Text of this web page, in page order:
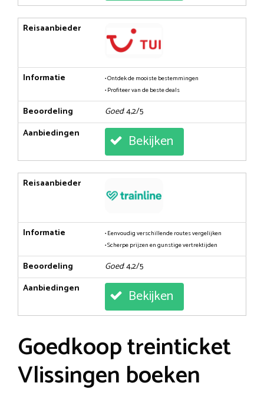
Reisaanbieder
Informatie
• Ontdek de mooiste bestemmingen
• Profiteer van de beste deals
Beoordeling Goed: 4,2/5
Aanbiedingen
Bekijken
Reisaanbieder
Informatie
• Eenvoudig verschillende routes vergelijken
• Scherpe prijzen en gunstige vertrektijden
Beoordeling Goed: 4,2/5
Aanbiedingen
Bekijken
Goedkoop treinticket
Vlissingen boeken